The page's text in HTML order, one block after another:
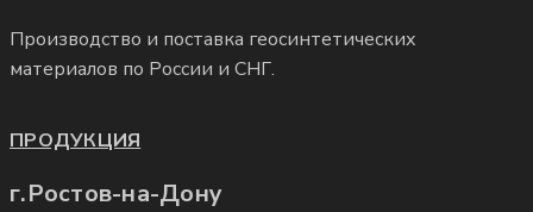
Производство и поставка геосинтетических
материалов по России и СНГ.
ПРОДУКЦИЯ
г.Ростов-на-Дону